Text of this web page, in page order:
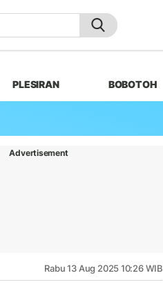
PLESIRAN BOBOTOH
Advertisement
Rabu 13 Aug 2025 10:26 WIB